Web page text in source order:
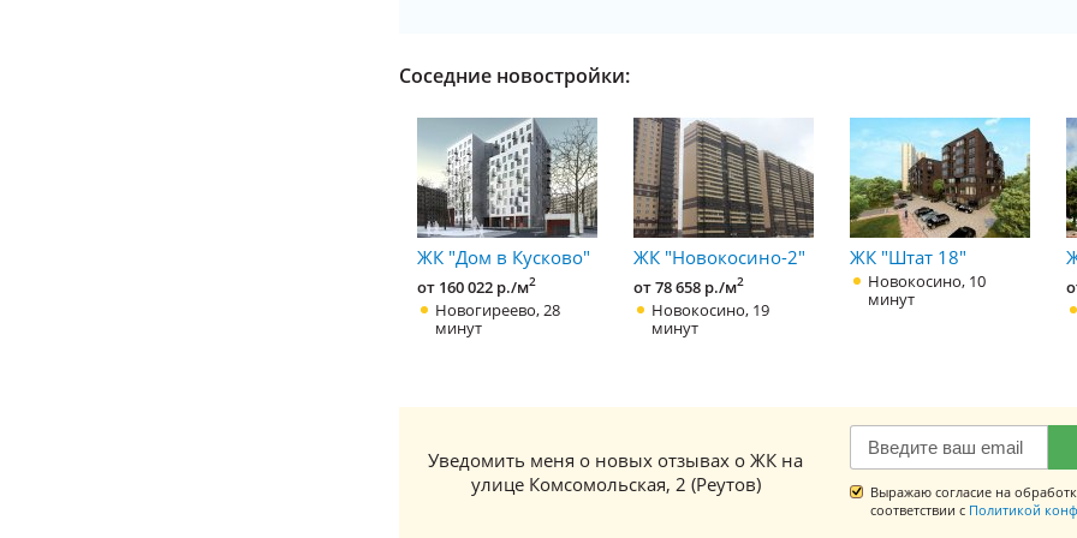
Соседние новостройки:
ЖК "Дом в Кусково"
от 160 022 р./м2
Новогиреево, 28
минут
ЖК "Новокосино-2"
от 78 658 р./м2
Новокосино, 19
минут
ЖК "Штат 18"
Новокосино, 10
минут
Уведомить меня о новых отзывах о ЖК на
улице Комсомольская, 2 (Реутов)
Выражаю согласие на
соответствии с Политикой